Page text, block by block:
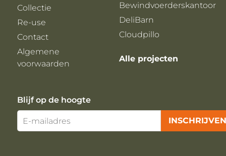
Collectie
Re-use
Contact
Algemene
voorwaarden
Bewindvoerderskantoor
DeliBarn
Cloudpillo
Alle projecten
Blijf op de hoogte